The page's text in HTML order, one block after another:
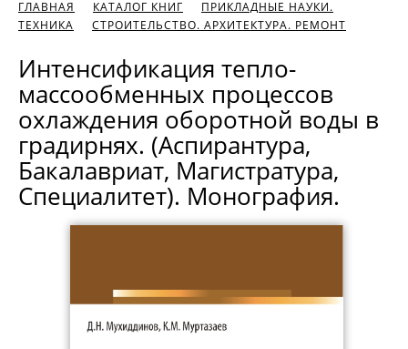
ГЛАВНАЯ КАТАЛОГ КНИГ
ПРИКЛАДНЫЕ НАУКИ.
ТЕХНИКА
СТРОИТЕЛЬСТВО. АРХИТЕКТУРА. РЕМОНТ
Интенсификация тепло-
массообменных процессов
охлаждения оборотной воды в
градирнях. (Аспирантура,
Бакалавриат, Магистратура,
Специалитет). Монография.